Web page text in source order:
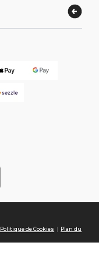
Politique de Cookies
Plan du